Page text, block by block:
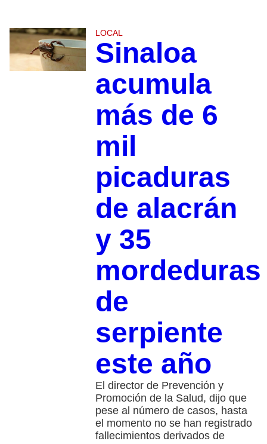
LOCAL
Sinaloa
acumula
más de 6
mil
picaduras
de alacrán
y 35
mordeduras
de
serpiente
este año
El director de Prevención y
Promoción de la Salud, dijo que
pese al número de casos, hasta
el momento no se han registrado
fallecimientos derivados de